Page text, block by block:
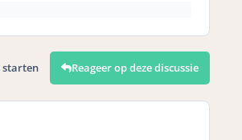
starten Reageer op deze discussie